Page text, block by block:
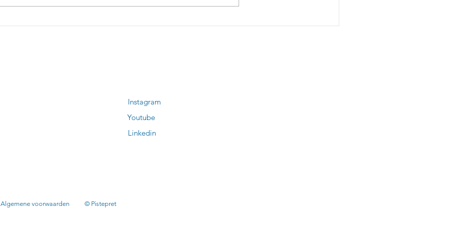
Instagram
Youtube
Linkedin
voorwaarden © Pistepret